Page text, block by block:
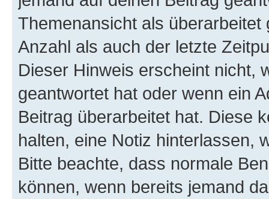
Themenansicht als
Anzahl als auch der letzte
Dieser Hinweis erscheint nicht,
geantwortet hat oder wenn ein
Beitrag überarbeitet hat. Diese
halten, eine Notiz hinterlassen,
Bitte beachte, dass normale
können, wenn bereits jemand